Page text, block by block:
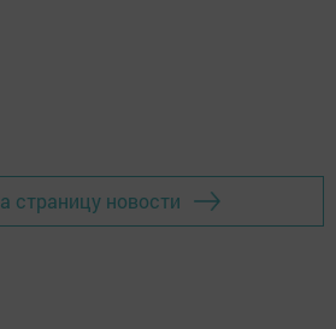
страницу новости